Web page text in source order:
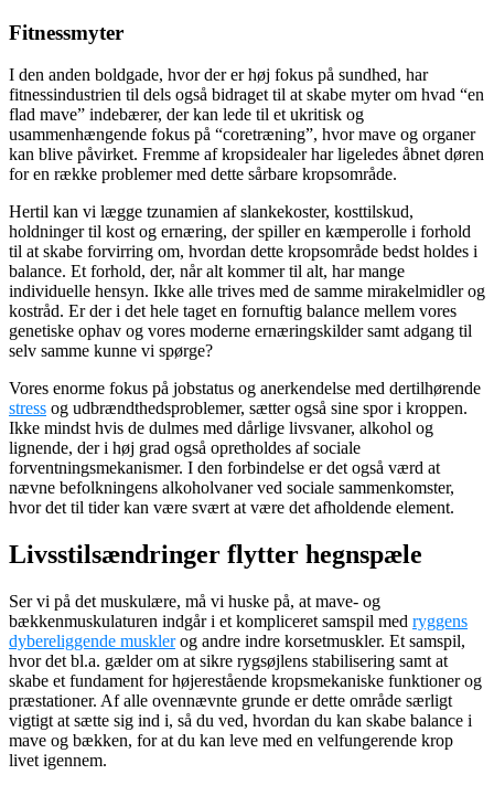
Fitnessmyter
I den anden boldgade, hvor der er høj fokus på sundhed, har
fitnessindustrien til dels også bidraget til at skabe myter om hvad “en
flad mave” indebærer, der kan lede til et ukritisk og
usammenhængende fokus på “coretræning”, hvor mave og organer
kan blive påvirket. Fremme af kropsidealer har ligeledes åbnet døren
for en række problemer med dette sårbare kropsområde.
Hertil kan vi lægge tzunamien af slankekoster, kosttilskud,
holdninger til kost og ernæring, der spiller en kæmperolle i forhold
til at skabe forvirring om, hvordan dette kropsområde bedst holdes i
balance. Et forhold, der, når alt kommer til alt, har mange
individuelle hensyn. Ikke alle trives med de samme mirakelmidler og
kostråd. Er der i det hele taget en fornuftig balance mellem vores
genetiske ophav og vores moderne ernæringskilder samt adgang til
selv samme kunne vi spørge?
Vores enorme fokus på jobstatus og anerkendelse med dertilhørende
stress og udbrændthedsproblemer, sætter også sine spor i kroppen.
Ikke mindst hvis de dulmes med dårlige livsvaner, alkohol og
lignende, der i høj grad også opretholdes af sociale
forventningsmekanismer. I den forbindelse er det også værd at
nævne befolkningens alkoholvaner ved sociale sammenkomster,
hvor det til tider kan være svært at være det afholdende element.
Livsstilsændringer flytter hegnspæle
Ser vi på det muskulære, må vi huske på, at mave- og
bækkenmuskulaturen indgår i et kompliceret samspil med ryggens
dybereliggende musklerog andre indre korsetmuskler. Et samspil,
hvor det bl.a. gælder om at sikre rygsøjlens stabilisering samt at
skabe et fundament for højerestående kropsmekaniske funktioner og
præstationer. Af alle ovennævnte grunde er dette område særligt
vigtigt at sætte sig ind i, så du ved, hvordan du kan skabe balance i
mave og bækken, for at du kan leve med en velfungerende krop
livet igennem.